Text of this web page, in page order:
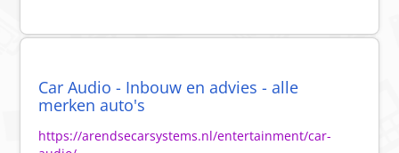
Car Audio - Inbouw en advies - alle
merken auto's
https://arendsecarsystems.nl/entertainment/car-